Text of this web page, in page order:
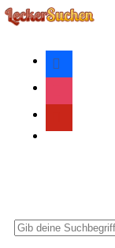
facebook
instagram
pinterest
rss